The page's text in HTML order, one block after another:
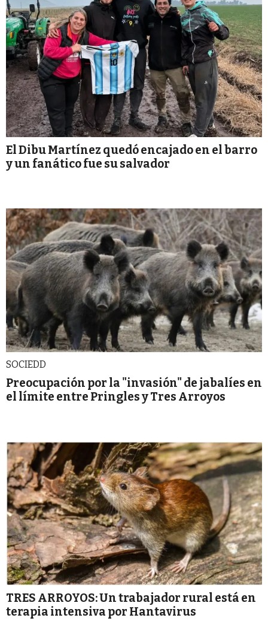
El Dibu Martínez quedó encajado en el barro
y un fanático fue su salvador
SOCIEDD
Preocupación por la "invasión" de jabalíes en
el límite entre Pringles y Tres Arroyos
TRES ARROYOS: Un trabajador rural está en
terapia intensiva por Hantavirus